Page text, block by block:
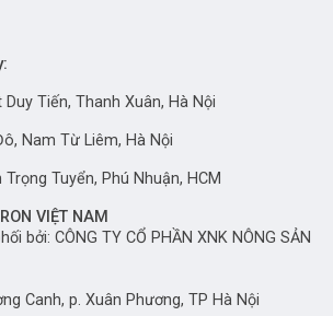
Duy Tiến, Thanh Xuân, Hà Nội
Nam Từ Liêm, Hà Nội
Trọng Tuyển, Phú Nhuận, HCM
VIỆT NAM
bởi: CÔNG TY CỔ PHẦN XNK NÔNG SẢN
Canh, p. Xuân Phương, TP Hà Nội